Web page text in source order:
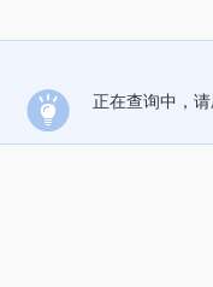
正在查询中，